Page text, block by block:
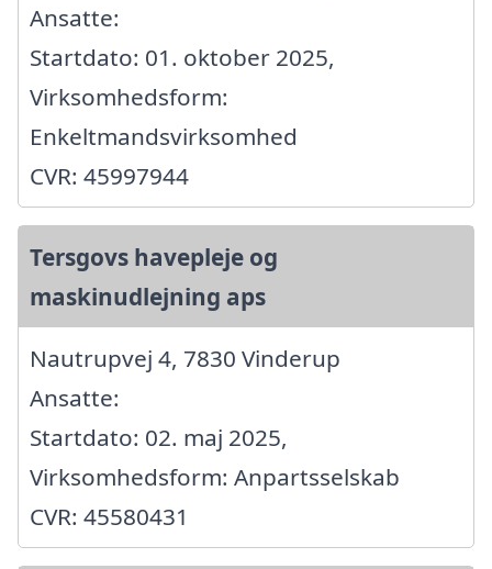
Ansatte:
Startdato: 01. oktober 2025,
Virksomhedsform:
Enkeltmandsvirksomhed
CVR: 45997944
Tersgovs havepleje og
maskinudlejning aps
Nautrupvej 4, 7830 Vinderup
Ansatte:
Startdato: 02. maj 2025,
Virksomhedsform: Anpartsselskab
CVR: 45580431